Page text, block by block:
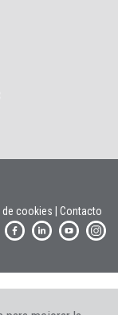
de cookies Contacto